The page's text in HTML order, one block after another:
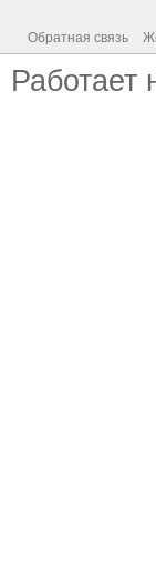
Обратная связь
Работает